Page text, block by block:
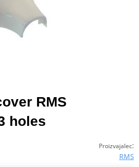
RMS
holes
Proizvajalec:
RMS